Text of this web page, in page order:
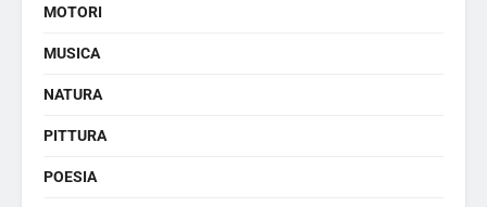
MOTORI
MUSICA
NATURA
PITTURA
POESIA